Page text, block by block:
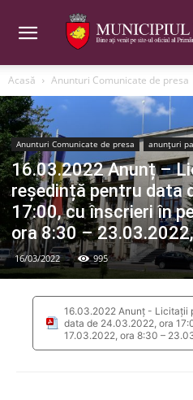
Acasă Anunturi Comunicate de presa
Anunturi Comunicate de presa anunțuri
16.03.2022 Anunț –
reședință pentru data
17:00, cu înscrieri în
ora 8:30 –
16/03/2022 995
16.03.2022 Anunț - Licitații
data de 24.03.2022, ora
17.03.2022, ora 8:30 –